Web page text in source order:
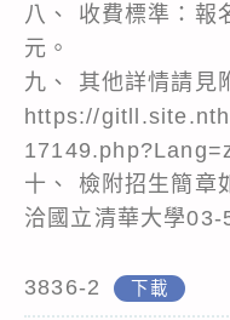
八、 收費標準：報
元。
九、 其他詳情請見
https://
十、 檢附招生簡章
洽國立清華大學
3836-2 下載